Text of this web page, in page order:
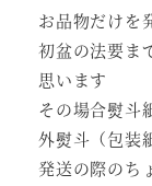
お品物だけを
初盆の法要ま
思います
その場合熨斗
外熨斗（包装
発送の際のち